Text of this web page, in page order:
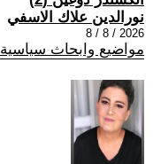
نورالدين علاك الاسفي
2026 / 8 / 8
مواضيع وابحاث سياسية